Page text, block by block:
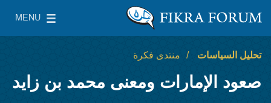
معهد واشنطن لسياسات الشرق الأدنى
MENU
Main Menu
تحليل السياسات منتدى فكرة
صعود الإمارات ومعنى محمد بن زايد